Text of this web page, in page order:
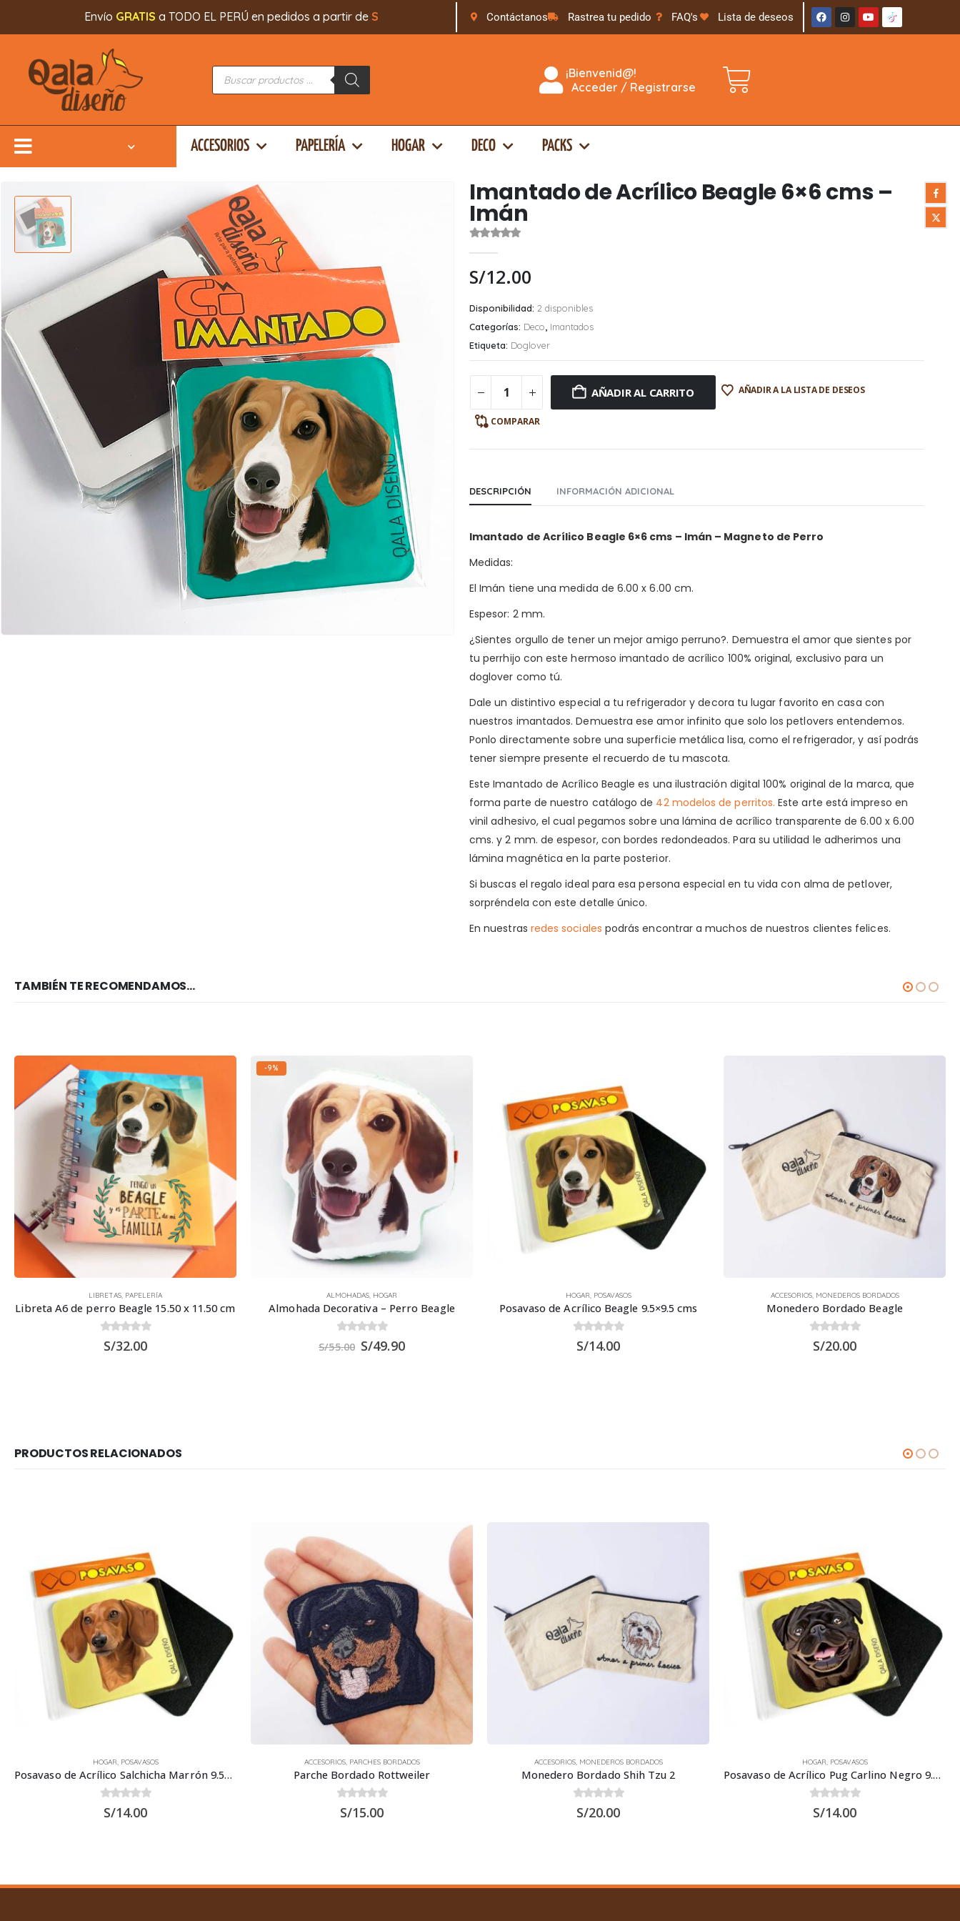
EnvíoGRATISa TODO EL PERÚ en pedidos a partir de S/ 16 Contáctanos Rastrea tu pedido FAQ's Lista de deseos
¡Bienvenid@!
Acceder / Registrarse
ACCESORIOS PAPELERÍA HOGAR DECO PACKS
Imantado de Acrílico Beagle 6×6 cms –
Imán
S/12.00
Disponibilidad: 2 disponibles
Categorías: Deco Imantados
Etiqueta: Doglover
AÑADIR AL CARRITO AÑADIR A LA LISTA DE DESEOS
COMPARAR
DESCRIPCIÓN INFORMACIÓN ADICIONAL
Imantado de Acrílico Beagle 6×6 cms – Imán – Magneto de Perro
Medidas:
El Imán tiene una medida de 6.00 x 6.00 cm.
Espesor: 2 mm.
¿Sientes orgullo de tener un mejor amigo perruno?. Demuestra el amor que sientes por
tu perrhijo con este hermoso imantado de acrílico 100% original, exclusivo para un
doglover como tú.
Dale un distintivo especial a tu refrigerador y decora tu lugar favorito en casa con
nuestros imantados. Demuestra ese amor infinito que solo los petlovers entendemos.
Ponlo directamente sobre una superficie metálica lisa, como el refrigerador, y así podrás
tener siempre presente el recuerdo de tu mascota.
Este Imantado de Acrílico Beagle es una ilustración digital 100% original de la marca, que
forma parte de nuestro catálogo de 42 modelos de perritos. Este arte está impreso en
vinil adhesivo, el cual pegamos sobre una lámina de acrílico transparente de 6.00 x 6.00
cms. y 2 mm. de espesor, con bordes redondeados. Para su utilidad le adherimos una
lámina magnética en la parte posterior.
Si buscas el regalo ideal para esa persona especial en tu vida con alma de petlover,
sorpréndela con este detalle único.
En nuestras redes sociales podrás encontrar a muchos de nuestros clientes felices.
TAMBIÉN TE RECOMENDAMOS…
LIBRETAS, PAPELERÍA
Libreta A6 de perro Beagle 15.50 x 11.50 cm
out of 5
S/32.00
-9%
ALMOHADAS, HOGAR
Almohada Decorativa – Perro Beagle
out of 5
S/55.00 S/49.90
HOGAR, POSAVASOS
Posavaso de Acrílico Beagle 9.5×9.5 cms
out of 5
S/14.00
ACCESORIOS, MONEDEROS BORDADOS
Monedero Bordado Beagle
out of 5
S/20.00
PRODUCTOS RELACIONADOS
HOGAR, POSAVASOS
Posavaso de Acrílico Salchicha Marrón 9.5×9.5 cms
out of 5
S/14.00
ACCESORIOS, PARCHES BORDADOS
Parche Bordado Rottweiler
out of 5
S/15.00
ACCESORIOS, MONEDEROS BORDADOS
Monedero Bordado Shih Tzu 2
out of 5
S/20.00
HOGAR, POSAVASOS
Posavaso de Acrílico Pug Carlino Negro 9.5×9.5 cms
out of 5
S/14.00